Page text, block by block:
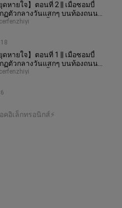
ยุดหายใจ】ตอนที่ 2 || เมื่อซอมบี้
ฏตัวกลางวันแสกๆ บนท้องถนน
ลี จะเกิดอะไรขึ้น?
ยุดหายใจ】ตอนที่ 1 || เมื่อซอมบี้
ฏตัวกลางวันแสกๆ บนท้องถนน
ลี จะเกิดอะไรขึ้น?
คอิเล็กทรอนิกส์⚡